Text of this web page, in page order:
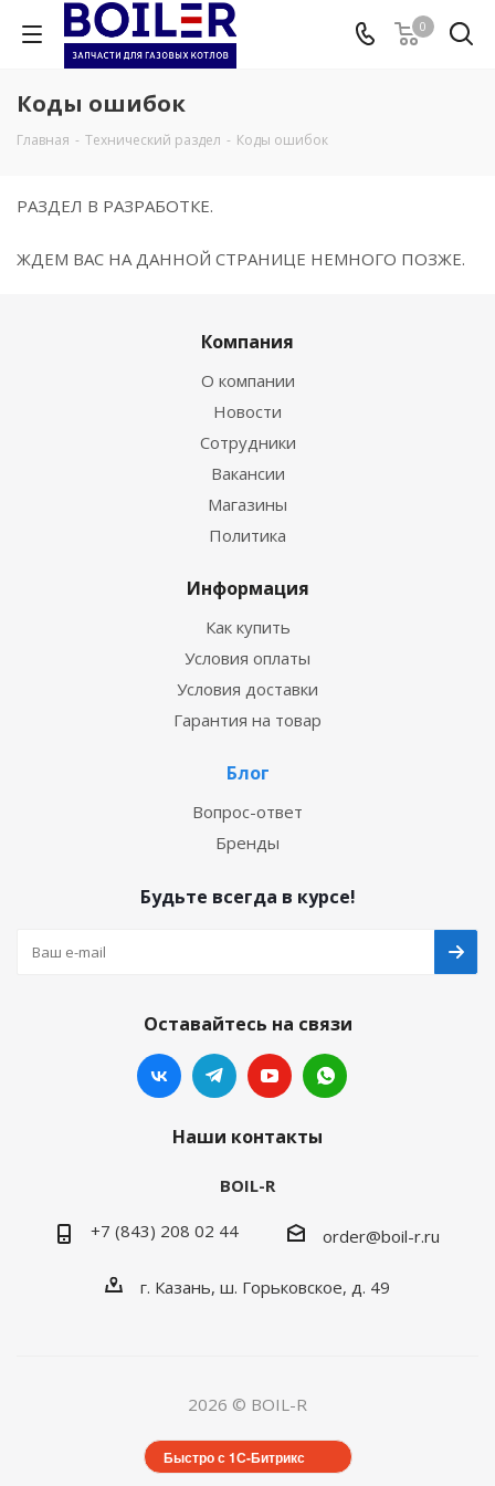
0
Коды ошибок
Главная - Технический раздел - Коды ошибок
РАЗДЕЛ В РАЗРАБОТКЕ.
ЖДЕМ ВАС НА ДАННОЙ СТРАНИЦЕ НЕМНОГО ПОЗЖЕ.
Компания
О компании
Новости
Сотрудники
Вакансии
Магазины
Политика
Информация
Как купить
Условия оплаты
Условия доставки
Гарантия на товар
Блог
Вопрос-ответ
Бренды
Будьте всегда в курсе!
Оставайтесь на связи
Наши контакты
BOIL-R
+7 (843) 208 02 44 order@boil-r.ru
г. Казань, ш. Горьковское, д. 49
2026 © BOIL-R
Быстро с 1С-Битрикс